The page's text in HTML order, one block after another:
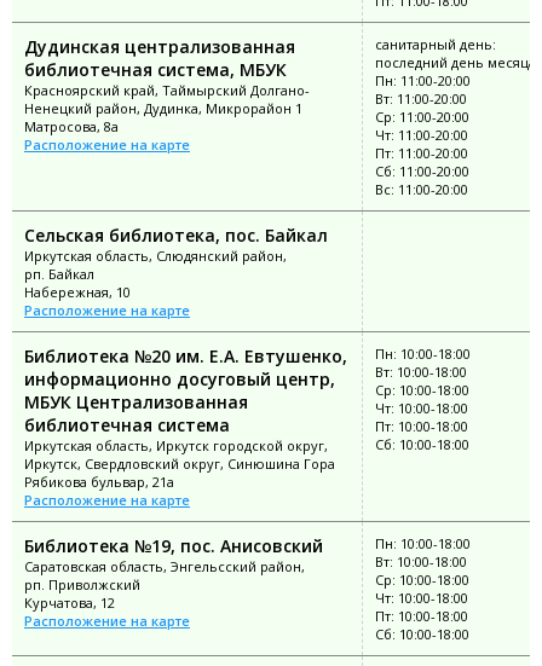
Дудинская централизованная
библиотечная система, МБУК
Красноярский край, Таймырский Долгано-
Ненецкий район, Дудинка, Микрорайон 1
Матросова, 8а
Расположение на карте
санитарный день:
последний день месяца
Пн: 11:00-20:00
Вт: 11:00-20:00
Ср: 11:00-20:00
Чт: 11:00-20:00
Пт: 11:00-20:00
Сб: 11:00-20:00
Вс: 11:00-20:00
Сельская библиотека, пос. Байкал
Иркутская область, Слюдянский район,
рп. Байкал
Набережная, 10
Расположение на карте
Библиотека №20 им. Е.А. Евтушенко,
информационно досуговый центр,
МБУК Централизованная
библиотечная система
Иркутская область, Иркутск городской округ,
Иркутск, Свердловский округ, Синюшина Гора
Рябикова бульвар, 21а
Расположение на карте
Пн: 10:00-18:00
Вт: 10:00-18:00
Ср: 10:00-18:00
Чт: 10:00-18:00
Пт: 10:00-18:00
Сб: 10:00-18:00
Библиотека №19, пос. Анисовский
Саратовская область, Энгельсский район,
рп. Приволжский
Курчатова, 12
Расположение на карте
Пн: 10:00-18:00
Вт: 10:00-18:00
Ср: 10:00-18:00
Чт: 10:00-18:00
Пт: 10:00-18:00
Сб: 10:00-18:00